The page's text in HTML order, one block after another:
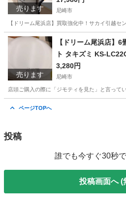
売ります 尼崎市
【ドリーム尾浜店】買取強化中！サカイ引越
兵庫 尼崎市 収納家具 ドリーム
売ります
【ドリーム尾浜店】
ト タキズミ KS-
き
3,280円
尼崎市
店頭ご購入の際に「ジモティを見た」と言っ
ページTOPへ
投稿
誰でも今すぐ30秒
投稿画面へ (